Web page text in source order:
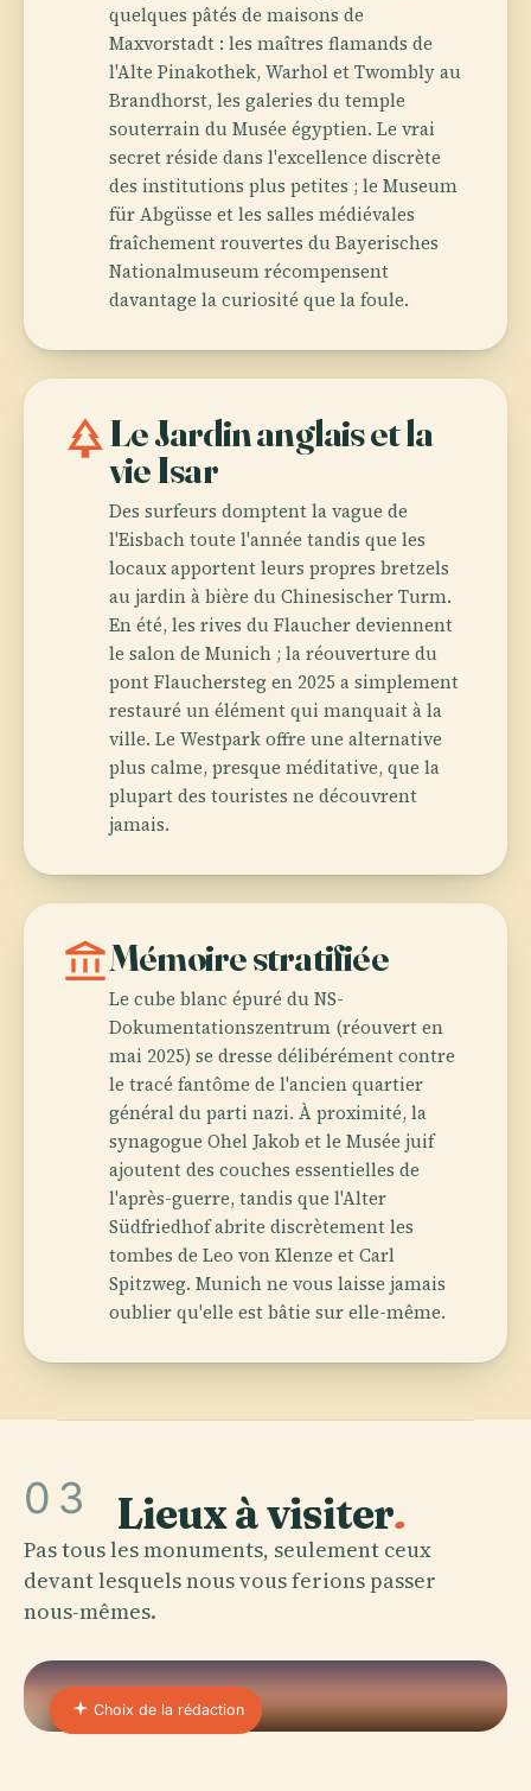
quelques pâtés de maisons de
Maxvorstadt : les maîtres flamands de
l'Alte Pinakothek, Warhol et Twombly au
Brandhorst, les galeries du temple
souterrain du Musée égyptien. Le vrai
secret réside dans l'excellence discrète
des institutions plus petites ; le Museum
für Abgüsse et les salles médiévales
fraîchement rouvertes du Bayerisches
Nationalmuseum récompensent
davantage la curiosité que la foule.
parkLe Jardin anglais et la
vie Isar
Des surfeurs domptent la vague de
l'Eisbach toute l'année tandis que les
locaux apportent leurs propres bretzels
au jardin à bière du Chinesischer Turm.
En été, les rives du Flaucher deviennent
le salon de Munich ; la réouverture du
pont Flauchersteg en 2025 a simplement
restauré un élément qui manquait à la
ville. Le Westpark offre une alternative
plus calme, presque méditative, que la
plupart des touristes ne découvrent
jamais.
account_balanceMémoire stratifiée
Le cube blanc épuré du NS-
Dokumentationszentrum (réouvert en
mai 2025) se dresse délibérément contre
le tracé fantôme de l'ancien quartier
général du parti nazi. À proximité, la
synagogue Ohel Jakob et le Musée juif
ajoutent des couches essentielles de
l'après-guerre, tandis que l'Alter
Südfriedhof abrite discrètement les
tombes de Leo von Klenze et Carl
Spitzweg. Munich ne vous laisse jamais
oublier qu'elle est bâtie sur elle-même.
03 Lieux à visiter.
Pas tous les monuments, seulement ceux
devant lesquels nous vous ferions passer
nous-mêmes.
Choix de la rédaction